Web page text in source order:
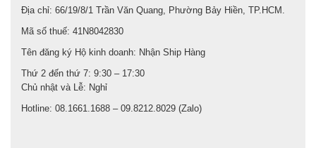
Địa chỉ: 66/19/8/1 Trần Văn Quang, Phường Bảy Hiền, TP.HCM.
Mã số thuế: 41N8042830
Tên đăng ký Hộ kinh doanh: Nhận Ship Hàng
Thứ 2 đến thứ 7: 9:30 – 17:30
Chủ nhật và Lễ: Nghỉ
Hotline: 08.1661.1688 – 09.8212.8029 (Zalo)